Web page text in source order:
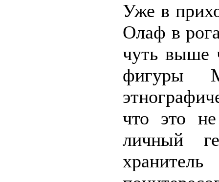
Уже в
Олаф в
чуть выше
фигуры
что это не
личный